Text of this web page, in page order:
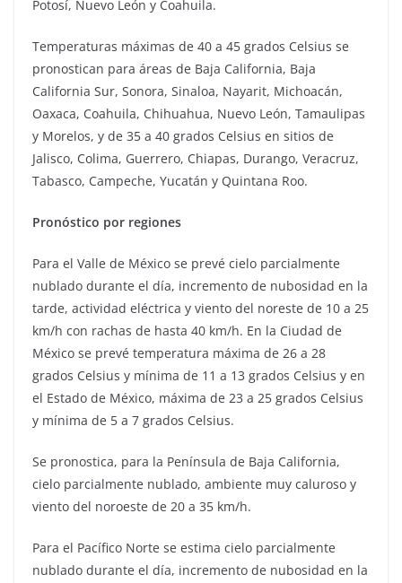
Potosí, Nuevo León y Coahuila.
Temperaturas máximas de 40 a 45 grados Celsius se
pronostican para áreas de Baja California, Baja
California Sur, Sonora, Sinaloa, Nayarit, Michoacán,
Oaxaca, Coahuila, Chihuahua, Nuevo León, Tamaulipas
y Morelos, y de 35 a 40 grados Celsius en sitios de
Jalisco, Colima, Guerrero, Chiapas, Durango, Veracruz,
Tabasco, Campeche, Yucatán y Quintana Roo.
Pronóstico por regiones
Para el Valle de México se prevé cielo parcialmente
nublado durante el día, incremento de nubosidad en la
tarde, actividad eléctrica y viento del noreste de 10 a 25
km/h con rachas de hasta 40 km/h. En la Ciudad de
México se prevé temperatura máxima de 26 a 28
grados Celsius y mínima de 11 a 13 grados Celsius y en
el Estado de México, máxima de 23 a 25 grados Celsius
y mínima de 5 a 7 grados Celsius.
Se pronostica, para la Península de Baja California,
cielo parcialmente nublado, ambiente muy caluroso y
viento del noroeste de 20 a 35 km/h.
Para el Pacífico Norte se estima cielo parcialmente
nublado durante el día, incremento de nubosidad en la